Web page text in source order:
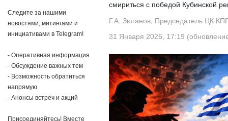
Следите за нашими
новостями, митингами и
инициативами в Telegram!
- Оперативная информация
- Обсуждение важных тем
- Возможность обратиться
напрямую
- Анонсы встреч и акций
Присоединяйтесь! Вместе
смириться с победой Кубинской
Г.А. Зюганов, Председатель ЦК
31 Января 2026, 17:19